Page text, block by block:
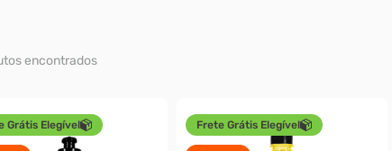
Grátis Elegível Frete Grátis Elegível